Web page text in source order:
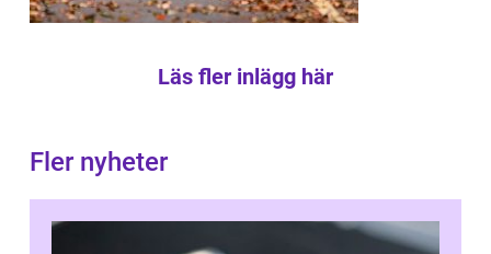
Läs fler inlägg här
Fler nyheter